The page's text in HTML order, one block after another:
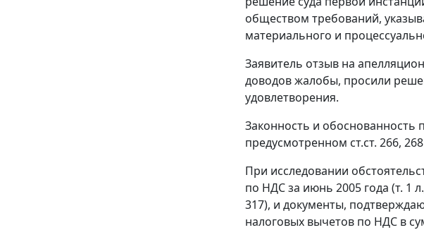
обществом требований,
материального и
Заявитель отзыв на
доводов жалобы, просили
удовлетворения.
Законность и
предусмотренном ст.ст. 266, 268
При исследовании
по НДС за июнь 2005 года (т. 1
317), и документы,
налоговых вычетов по НДС в